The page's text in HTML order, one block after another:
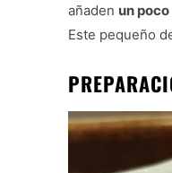
añaden un
Este pequeño